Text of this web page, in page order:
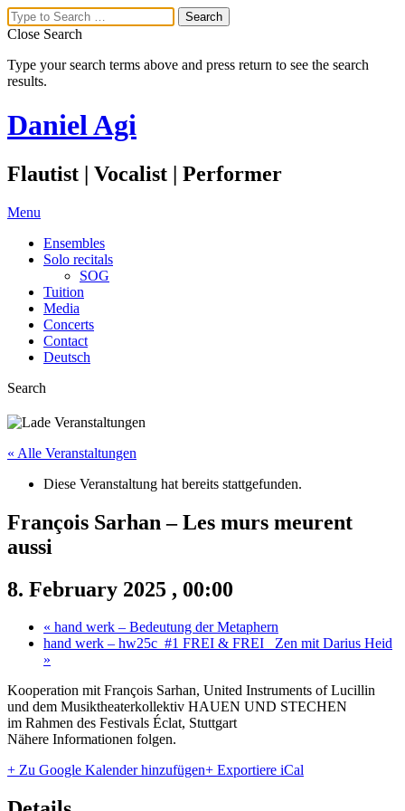
Close Search
Type your search terms above and press return to see the search
results.
Daniel Agi
Flautist | Vocalist | Performer
Menu
Ensembles
Solo recitals
SOG
Tuition
Media
Concerts
Contact
Deutsch
Search
« Alle Veranstaltungen
Diese Veranstaltung hat bereits stattgefunden.
François Sarhan – Les murs meurent
aussi
8. February 2025 , 00:00
« hand werk – Bedeutung der Metaphern
hand werk – hw25c_#1 FREI & FREI_ Zen mit Darius Heid
»
Kooperation mit François Sarhan, United Instruments of Lucillin
und dem Musiktheaterkollektiv HAUEN UND STECHEN
im Rahmen des Festivals Éclat, Stuttgart
Nähere Informationen folgen.
+ Zu Google Kalender hinzufügen+ Exportiere iCal